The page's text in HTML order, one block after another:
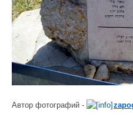
Автор фотографий -